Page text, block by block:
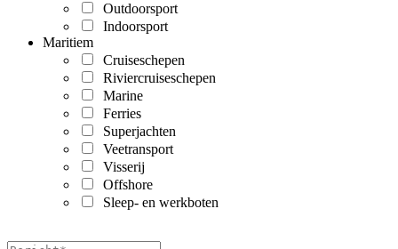
Outdoorsport
Indoorsport
Maritiem
Cruiseschepen
Riviercruiseschepen
Marine
Ferries
Superjachten
Veetransport
Visserij
Offshore
Sleep- en werkboten